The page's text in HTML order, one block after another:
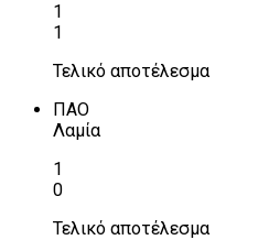
1
1
Τελικό αποτέλεσμα
ΠΑΟ
Λαμία
1
0
Τελικό αποτέλεσμα